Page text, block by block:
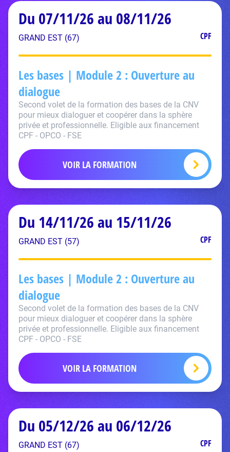
Du 07/11/26 au 08/11/26
GRAND EST (67) CPF
Les bases | Module 2 : Ouverture au
dialogue
Second volet de la formation des bases de la CNV
pour mieux dialoguer et coopérer dans la sphère
privée et professionnelle. Eligible aux financement
CPF - OPCO - FSE
VOIR LA FORMATION
Du 14/11/26 au 15/11/26
GRAND EST (57) CPF
Les bases | Module 2 : Ouverture au
dialogue
Second volet de la formation des bases de la CNV
pour mieux dialoguer et coopérer dans la sphère
privée et professionnelle. Eligible aux financement
CPF - OPCO - FSE
VOIR LA FORMATION
Du 05/12/26 au 06/12/26
GRAND EST (67) CPF